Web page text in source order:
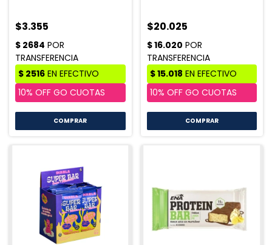
$3.355
COMPRAR
$20.025